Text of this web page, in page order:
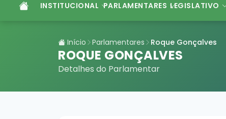
INSTITUCIONAL PARLAMENTARES LEGISLATIVO
Início Parlamentares Roque Gonçalves
ROQUE GONÇALVES
Detalhes do Parlamentar